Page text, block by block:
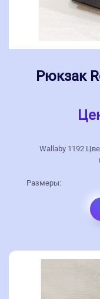
Рюкзак
Wallaby 1192
Размеры: